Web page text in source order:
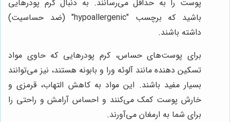
پوست را به حداقل می‌رسانند. به دنبال کرم پودرهایی
باشید که برچسب "hypoallergenic" (ضد حساسیت)
داشته باشند.
برای پوست‌های حساس، کرم پودرهایی که حاوی مواد
تسکین دهنده مانند آلوئه ورا و بابونه هستند، نیز می‌توانند
بسیار مفید باشند. این مواد به کاهش التهاب، قرمزی و
خارش پوست کمک می‌کنند و احساس آرامش و راحتی را
برای شما به ارمغان می‌آورند.